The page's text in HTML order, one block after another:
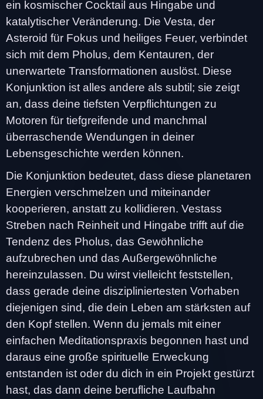
ein kosmischer Cocktail aus Hingabe und
katalytischer Veränderung. Die Vesta, der
Asteroid für Fokus und heiliges Feuer, verbindet
sich mit dem Pholus, dem Kentauren, der
unerwartete Transformationen auslöst. Diese
Konjunktion ist alles andere als subtil; sie zeigt
an, dass deine tiefsten Verpflichtungen zu
Motoren für tiefgreifende und manchmal
überraschende Wendungen in deiner
Lebensgeschichte werden können.
Die Konjunktion bedeutet, dass diese planetaren
Energien verschmelzen und miteinander
kooperieren, anstatt zu kollidieren. Vestass
Streben nach Reinheit und Hingabe trifft auf die
Tendenz des Pholus, das Gewöhnliche
aufzubrechen und das Außergewöhnliche
hereinzulassen. Du wirst vielleicht feststellen,
dass gerade deine diszipliniertesten Vorhaben
diejenigen sind, die dein Leben am stärksten auf
den Kopf stellen. Wenn du jemals mit einer
einfachen Meditationspraxis begonnen hast und
daraus eine große spirituelle Erweckung
entstanden ist oder du dich in ein Projekt gestürzt
hast, das dann deine berufliche Laufbahn